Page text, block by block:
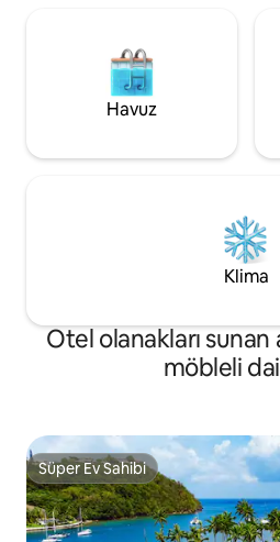
Havuz
Klima
Otel olanakları sunan
möbleli
Süper Ev Sahibi
Süper Ev Sahibi